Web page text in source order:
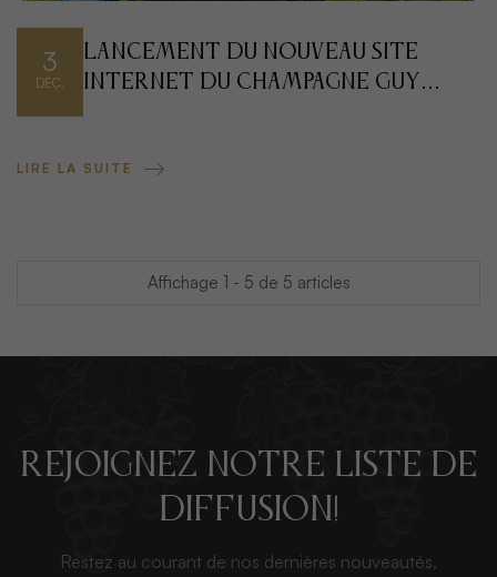
3
DÉC.
Lancement du Nouveau Site
Internet du Champagne Guy
LIRE LA SUITE
Affichage 1 - 5 de 5 articles
Rejoignez notre liste de
diffusion!
Restez au courant de nos dernières nouveautés,